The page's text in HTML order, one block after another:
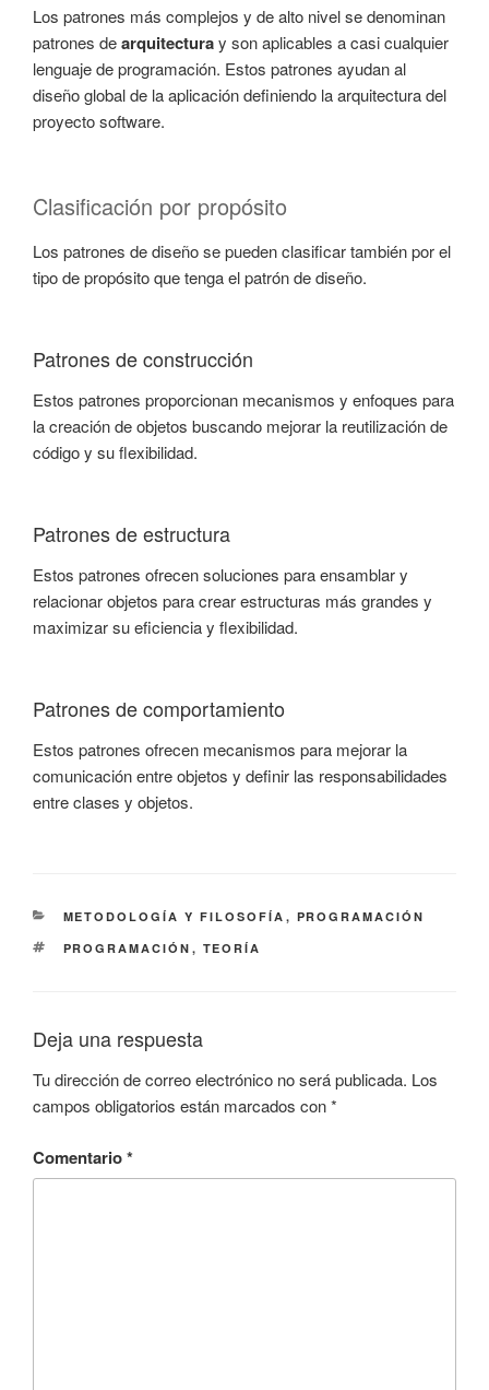
Los patrones más complejos y de alto nivel se denominan
patrones dearquitecturay son aplicables a casi cualquier
lenguaje de programación. Estos patrones ayudan al
diseño global de la aplicación definiendo la arquitectura del
proyecto software.
Clasificación por propósito
Los patrones de diseño se pueden clasificar también por el
tipo de propósito que tenga el patrón de diseño.
Patrones de construcción
Estos patrones proporcionan mecanismos y enfoques para
la creación de objetos buscando mejorar la reutilización de
código y su flexibilidad.
Patrones de estructura
Estos patrones ofrecen soluciones para ensamblar y
relacionar objetos para crear estructuras más grandes y
maximizar su eficiencia y flexibilidad.
Patrones de comportamiento
Estos patrones ofrecen mecanismos para mejorar la
comunicación entre objetos y definir las responsabilidades
entre clases y objetos.
CATEGORÍAS
METODOLOGÍA Y FILOSOFÍA , PROGRAMACIÓN
ETIQUETAS
PROGRAMACIÓN , TEORÍA
Deja una respuesta
Tu dirección de correo electrónico no será publicada. Los
campos obligatorios están marcados con*
Comentario*